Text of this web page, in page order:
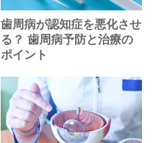
歯周病が認知症を悪化させ
る？ 歯周病予防と治療の
ポイント